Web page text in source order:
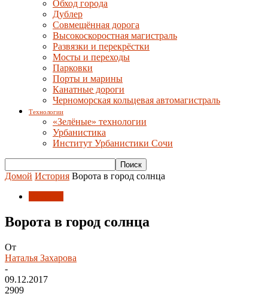
Обход города
Дублер
Совмещённая дорога
Высокоскоростная магистраль
Развязки и перекрёстки
Мосты и переходы
Парковки
Порты и марины
Канатные дороги
Черноморская кольцевая автомагистраль
Технологии
«Зелёные» технологии
Урбанистика
Институт Урбанистики Сочи
Домой История Ворота в город солнца
Ворота в город солнца
От
Наталья Захарова
-
09.12.2017
2909